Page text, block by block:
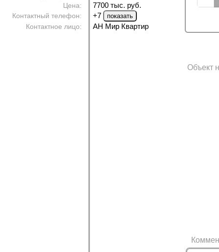
Цена: 7700 тыс. руб.
Контактный телефон: +7
Контактное лицо: АН Мир Квартир
Объект